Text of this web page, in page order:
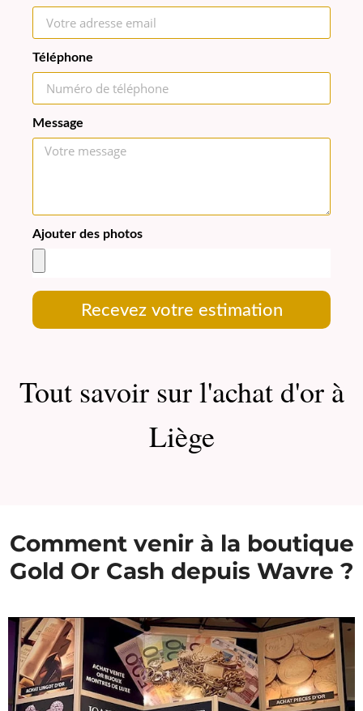
Téléphone
Message
Ajouter des photos
Recevez votre estimation
Tout savoir sur l'achat d'or à
Liège
Comment venir à la boutique
Gold Or Cash depuis Wavre ?